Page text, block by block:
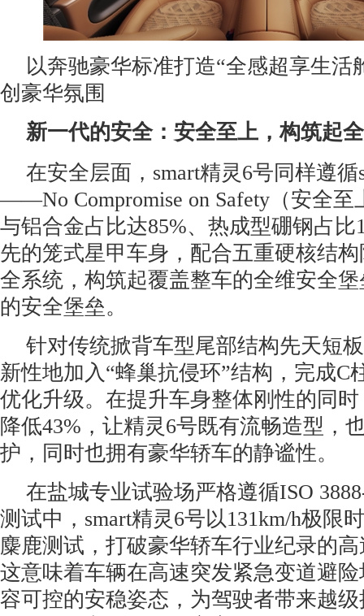
以奔驰豪华标准打造“全感超享生活
创豪华氛围
新一代的安全：安全至上，构筑起
在安全层面，smart精灵6号同样遵
——No Compromise on Safety（安全至
与铝合金占比达85%、热成型硼钢占比
先的笼式星甲车身，配合五重硬核结
全系统，构筑起覆盖整车的全维安全
的安全堡垒。
针对传统掀背车型尾部结构先天短
新性地加入“蜂巢抗侵环”结构，完成C
优化升级。在提升车身整体刚性的同
降低43%，让精灵6号既有流畅造型，
护，同时也拥有豪华轿车的静谧性。
在盐城专业试验场严格遵循ISO
测试中，smart精灵6号以131km/h极限
麋鹿测试，打破豪华轿车行业纪录的
这意味着车辆在高速突发紧急变道避
容可控的安稳姿态，为驾驶者带来越